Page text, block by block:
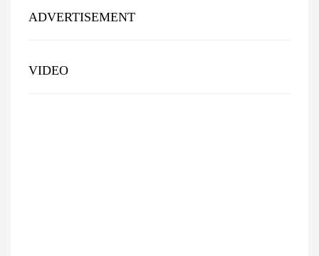
ADVERTISEMENT
VIDEO